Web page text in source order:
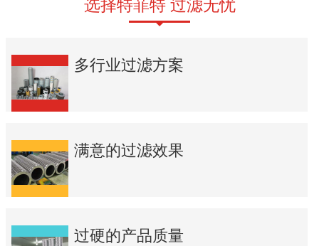
选择特菲特 过滤无忧
多行业过滤方案
满意的过滤效果
过硬的产品质量